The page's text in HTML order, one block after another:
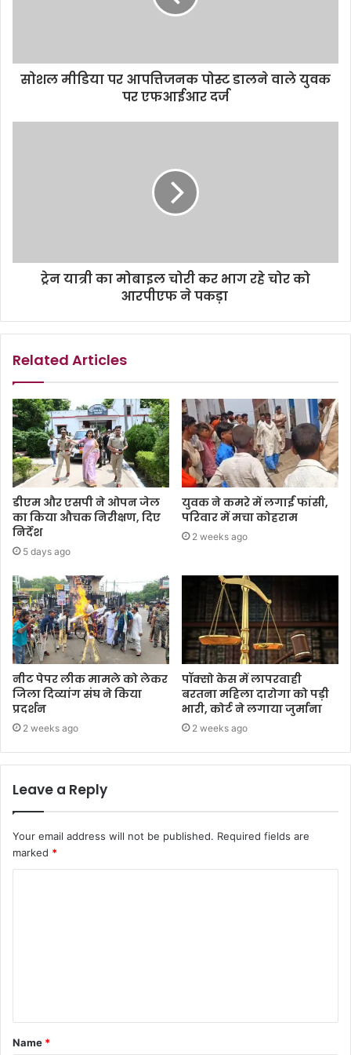
सोशल मीडिया पर आपत्तिजनक पोस्ट डालने वाले युवक
पर एफआईआर दर्ज
ट्रेन यात्री का मोबाइल चोरी कर भाग रहे चोर को
आरपीएफ ने पकड़ा
Related Articles
डीएम और एसपी ने ओपन जेल
का किया औचक निरीक्षण, दिए
निर्देश
5 days ago
युवक ने कमरे में लगाईं फांसी,
परिवार में मचा कोहराम
2 weeks ago
नीट पेपर लीक मामले को लेकर
जिला दिव्यांग संघ ने किया
प्रदर्शन
2 weeks ago
पॉक्सो केस में लापरवाही
बरतना महिला दारोगा को पड़ी
भारी, कोर्ट ने लगाया जुर्माना
2 weeks ago
Leave a Reply
Your email address will not be published. Required fields are
marked *
Name *